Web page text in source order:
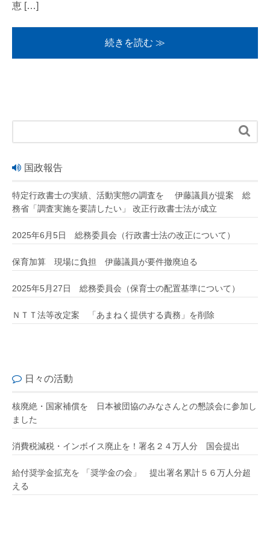
恵 […]
続きを読む ≫

国政報告
特定行政書士の実績、活動実態の調査を 伊藤議員が提案 総
務省「調査実施を要請したい」 改正行政書士法が成立
2025年6月5日 総務委員会（行政書士法の改正について）
保育加算 現場に負担 伊藤議員が要件撤廃迫る
2025年5月27日 総務委員会（保育士の配置基準について）
ＮＴＴ法等改定案 「あまねく提供する責務」を削除
日々の活動
核廃絶・国家補償を 日本被団協のみなさんとの懇談会に参加し
ました
消費税減税・インボイス廃止を！署名２４万人分 国会提出
給付奨学金拡充を 「奨学金の会」 提出署名累計５６万人分超
える